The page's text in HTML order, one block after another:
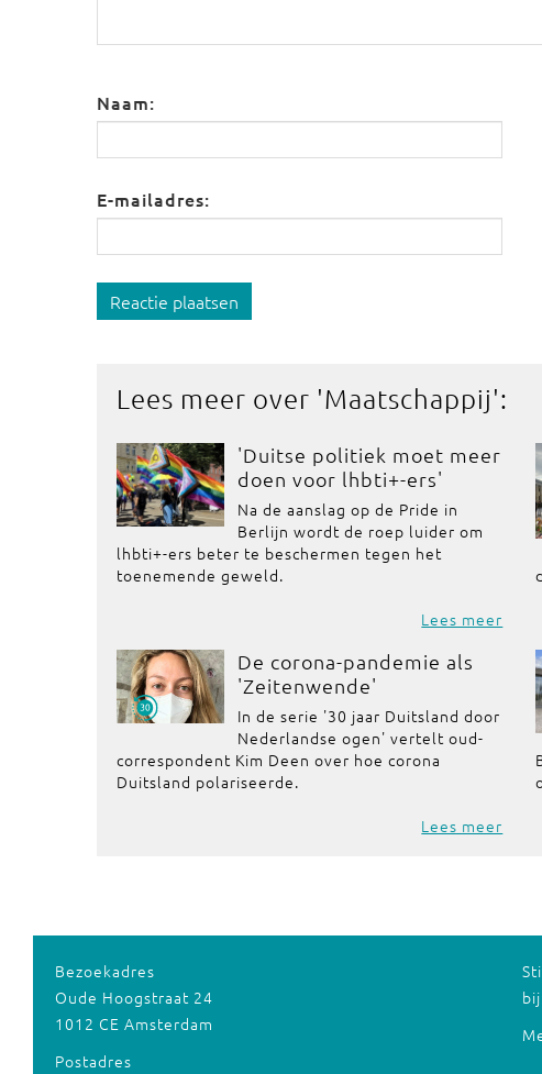
Naam:
E-mailadres:
Reactie plaatsen
Lees meer over 'Maatschappij':
'Duitse politiek moet meer
doen voor lhbti+-ers'
Na de aanslag op de Pride in
Berlijn wordt de roep luider om
lhbti+-ers beter te beschermen tegen het
toenemende geweld.
Lees meer
De corona-pandemie als
'Zeitenwende'
In de serie '30 jaar Duitsland door
Nederlandse ogen' vertelt oud-
correspondent Kim Deen over hoe corona
Duitsland polariseerde.
Lees meer
Bezoekadres
Oude Hoogstraat 24
1012 CE Amsterdam
Postadres